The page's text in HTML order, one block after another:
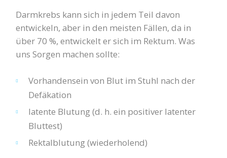
Darmkrebs kann sich in jedem Teil davon
entwickeln, aber in den meisten Fällen, da in
über 70 %, entwickelt er sich im Rektum. Was
uns Sorgen machen sollte:
Vorhandensein von Blut im Stuhl nach der
Defäkation
latente Blutung (d. h. ein positiver latenter
Bluttest)
Rektalblutung (wiederholend)